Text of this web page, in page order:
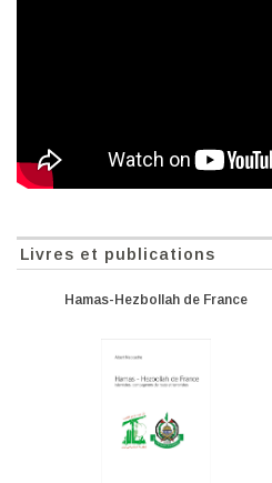
Livres et publications
Hamas-Hezbollah de France